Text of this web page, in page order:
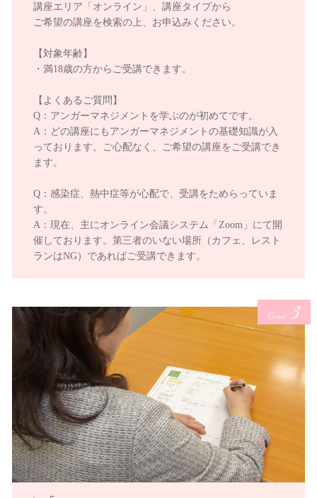
講座エリア「オンライン」、講座タイプから
ご希望の講座を検索の上、お申込みください。
【対象年齢】
・満18歳の方からご受講できます。
【よくあるご質問】
Q：アンガーマネジメントを学ぶのが初めてです。
A：どの講座にもアンガーマネジメントの基礎知識が入
っております。ご心配なく、ご希望の講座をご受講でき
ます。
Q：感染症、熱中症等が心配で、受講をためらっていま
す。
A：現在、主にオンライン会議システム「Zoom」にて開
催しております。第三者のいない場所（カフェ、レスト
ランはNG）であればご受講できます。
Course 3